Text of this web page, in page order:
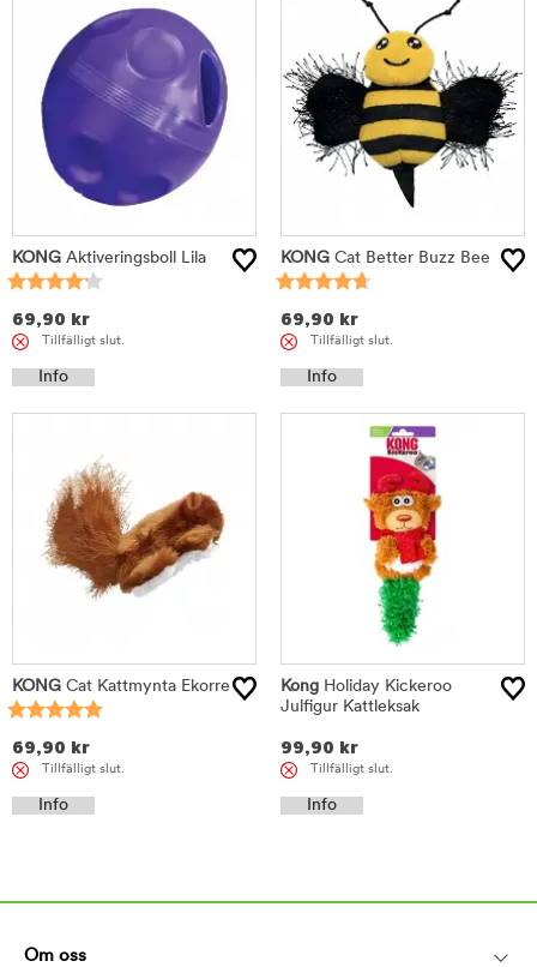
KONG Aktiveringsboll Lila
69,90 kr
Tillfälligt slut.
Info
KONG Cat Better Buzz Bee
69,90 kr
Tillfälligt slut.
Info
KONG Cat Kattmynta Ekorre
69,90 kr
Tillfälligt slut.
Info
Kong Holiday Kickeroo
Julfigur Kattleksak
99,90 kr
Tillfälligt slut.
Info
Om oss